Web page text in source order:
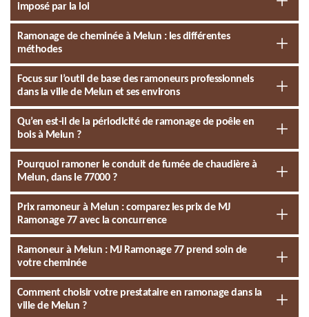
imposé par la loi
Ramonage de cheminée à Melun : les différentes
méthodes
Focus sur l’outil de base des ramoneurs professionnels
dans la ville de Melun et ses environs
Qu’en est-il de la périodicité de ramonage de poêle en
bois à Melun ?
Pourquoi ramoner le conduit de fumée de chaudière à
Melun, dans le 77000 ?
Prix ramoneur à Melun : comparez les prix de MJ
Ramonage 77 avec la concurrence
Ramoneur à Melun : MJ Ramonage 77 prend soin de
votre cheminée
Comment choisir votre prestataire en ramonage dans la
ville de Melun ?